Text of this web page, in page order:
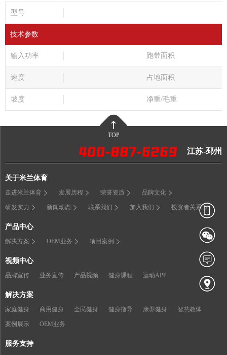
型号
技术参数
输入功率 跑带面积
速度 占地面积
坡度 净重/毛重
TOP
江苏-邳州
关于米兰体育
走进米兰体育 发展历程 荣誉资质 品牌文化
研发实力 新闻动态 联系我们 加入我们 投资者关系
产品中心
解决方案 OEM业务 项目案例
视频中心
品牌宣传 业务宣传 产品视频 健身课程 运动APP
解决方案
家庭健身 商用健身 全民健身 健身指导 康养健身 智慧教体
案例展示 OEM业务
服务支持